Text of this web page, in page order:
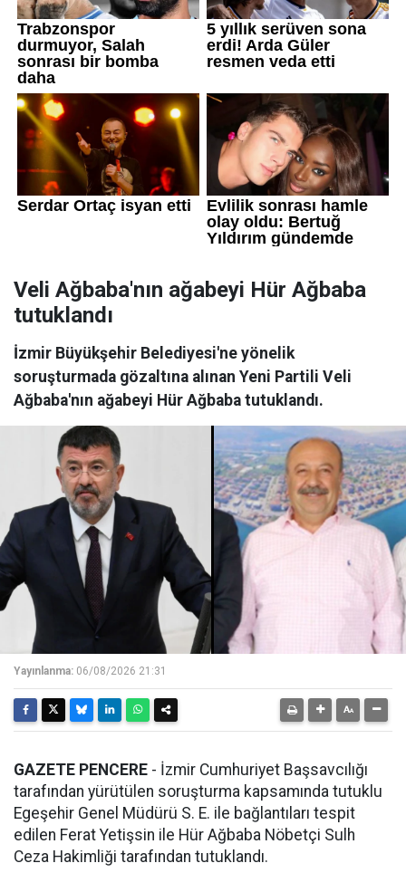
Veli Ağbaba'nın ağabeyi Hür Ağbaba
tutuklandı
İzmir Büyükşehir Belediyesi'ne yönelik
soruşturmada gözaltına alınan Yeni Partili Veli
Ağbaba'nın ağabeyi Hür Ağbaba tutuklandı.
Yayınlanma: 06/08/2026 21:31
GAZETE PENCERE - İzmir Cumhuriyet Başsavcılığı
tarafından yürütülen soruşturma kapsamında tutuklu
Egeşehir Genel Müdürü S. E. ile bağlantıları tespit
edilen Ferat Yetişsin ile Hür Ağbaba Nöbetçi Sulh
Ceza Hakimliği tarafından tutuklandı.